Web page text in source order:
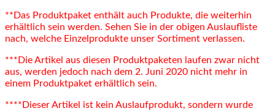
**Das Produktpaket enthält auch Produkte, die weiterhin
erhältlich sein werden. Sehen Sie in der obigen Auslaufliste
nach, welche Einzelprodukte unser Sortiment verlassen.
***Die Artikel aus diesen Produktpaketen laufen zwar nicht
aus, werden jedoch nach dem 2. Juni 2020 nicht mehr in
einem Produktpaket erhältlich sein.
****Dieser Artikel ist kein Auslaufprodukt, sondern wurde